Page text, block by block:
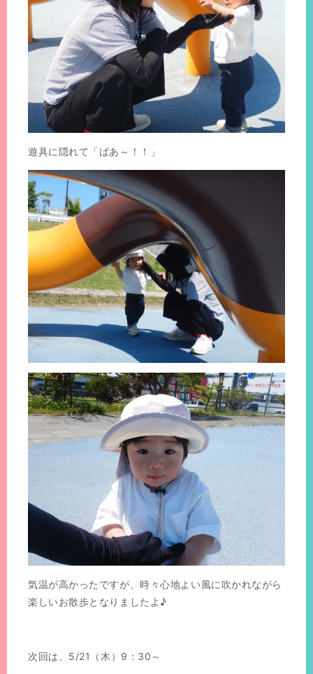
遊具に隠れて「ばあ～！！」
気温が高かったですが、時々心地よい風に吹かれながら
楽しいお散歩となりましたよ♪
次回は、5/21（木）9：30～